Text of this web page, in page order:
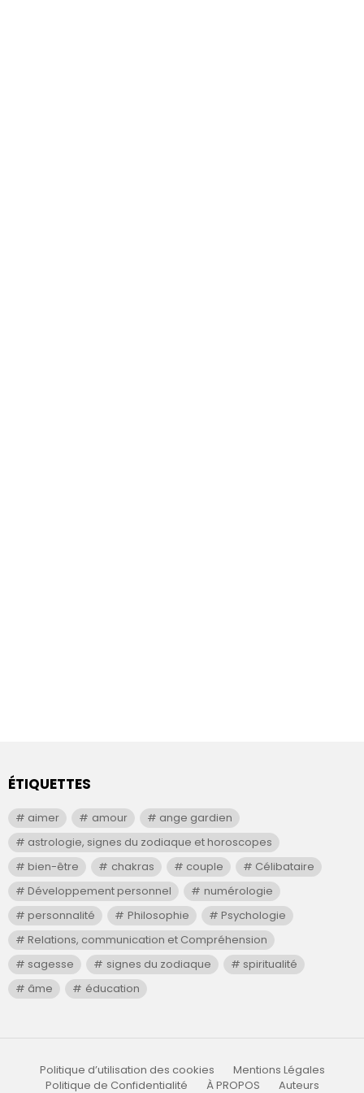
ÉTIQUETTES
aimer amour
ange gardien
astrologie, signes du zodiaque et horoscopes
bien-être
chakras couple
Célibataire
Développement personnel
numérologie
personnalité
Philosophie
Psychologie
Relations, communication et Compréhension
sagesse
signes du zodiaque
spiritualité
âme
éducation
Politique d’utilisation des cookies
Mentions Légales
Politique de Confidentialité
À PROPOS Auteurs